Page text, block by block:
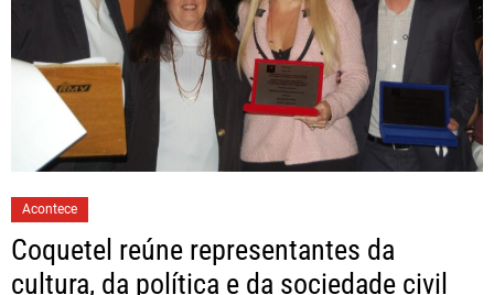
Acontece
Coquetel reúne representantes da
cultura, da política e da sociedade civil